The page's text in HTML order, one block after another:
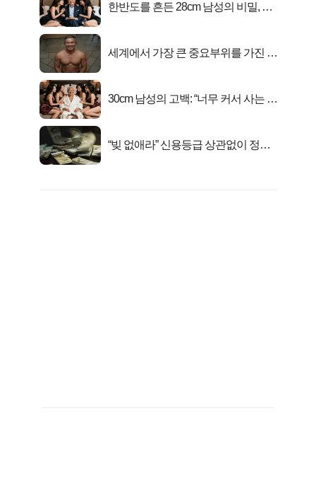
한반도를 흔든 28cm 남성의 비밀, 매
세계에서 가장 큰 중요부위를 가진 남
30cm 남성의 고백: “너무 커서 사는 게
“빚 없애라” 신용등급 상관없이 정부